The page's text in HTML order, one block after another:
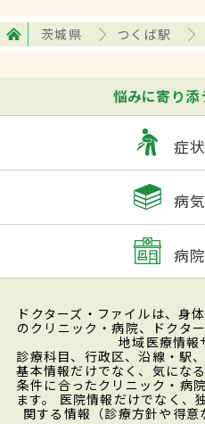
茨城県 つくば駅
悩みに寄り添
症状
病気
病院
ドクターズ・ファイルは、身
のクリニック・病院、ドクタ
地域医療情報
診療科目、行政区、沿線・駅
基本情報だけでなく、気にな
条件に合ったクリニック・病
ます。 医院情報だけでなく、
関する情報（診療方針や得意